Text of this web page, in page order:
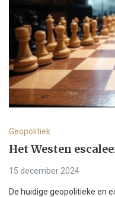
Geopolitiek
Het Westen
15 december 2024
De huidige geopolitieke en